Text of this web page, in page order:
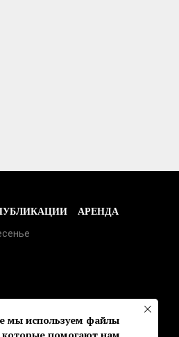
мы используем файлы
АРЕНДА